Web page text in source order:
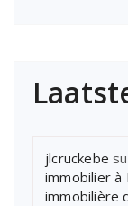
jlcruckebe
immobilier à
immobilière